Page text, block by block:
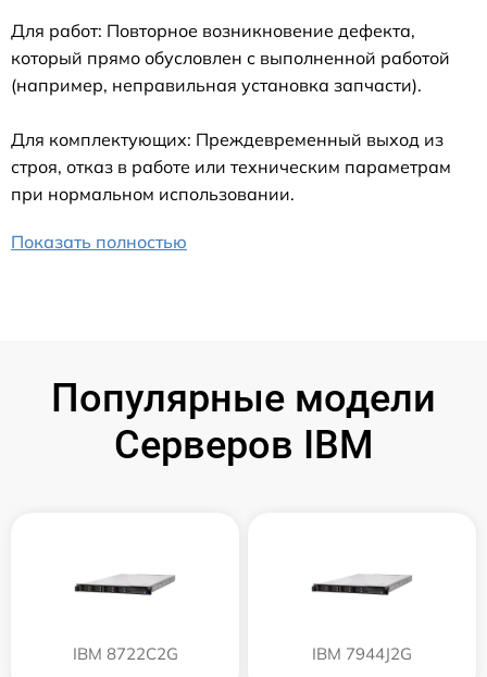
Для работ: Повторное возникновение дефекта,
который прямо обусловлен с выполненной работой
(например, неправильная установка запчасти).
Для комплектующих: Преждевременный выход из
строя, отказ в работе или техническим параметрам
при нормальном использовании.
Показать полностью
Популярные модели
Серверов IBM
IBM 8722C2G IBM 7944J2G